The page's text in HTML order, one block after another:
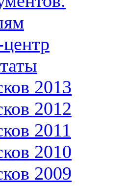
2013
2012
2011
2010
2009